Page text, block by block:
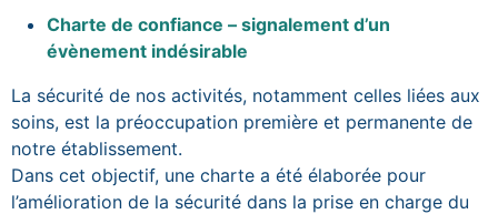
Charte de confiance – signalement d’un
évènement indésirable
La sécurité de nos activités, notamment celles liées aux
soins, est la préoccupation première et permanente de
notre établissement.
Dans cet objectif, une charte a été élaborée pour
l’amélioration de la sécurité dans la prise en charge du